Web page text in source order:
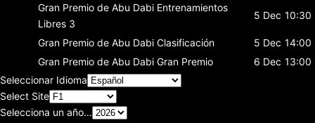
Gran Premio de Abu Dabi Entrenamientos
Libres 3
5 Dec 10:30
Gran Premio de Abu Dabi Clasificación 5 Dec 14:00
Gran Premio de Abu Dabi Gran Premio 6 Dec 13:00
Seleccionar Idioma
Select Site
Selecciona un año...